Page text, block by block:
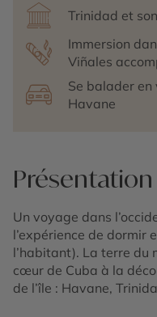
Trinidad et
Immersion
Viñales
Se balader
Havane
Présentation
Un voyage dans
l’expérience de dormir
l’habitant). La terre du
cœur de Cuba à la
de l’île : Havane,